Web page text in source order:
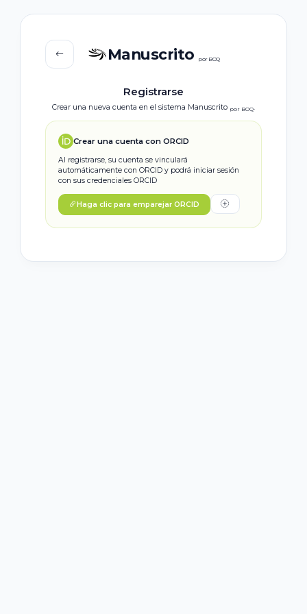
Manuscrito por BOQ
Registrarse
Crear una nueva cuenta en el sistema Manuscrito por BOQ.
Crear una cuenta con ORCID
Al registrarse, su cuenta se vinculará
automáticamente con ORCID y podrá iniciar sesión
con sus credenciales ORCID
Haga clic para emparejar ORCID